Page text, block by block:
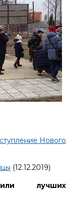
Нового
(12.12.2019)
лучших